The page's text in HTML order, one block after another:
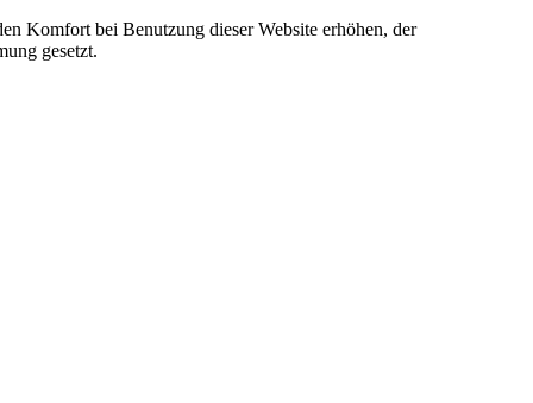
Komfort bei Benutzung dieser Website erhöhen, der
gesetzt.